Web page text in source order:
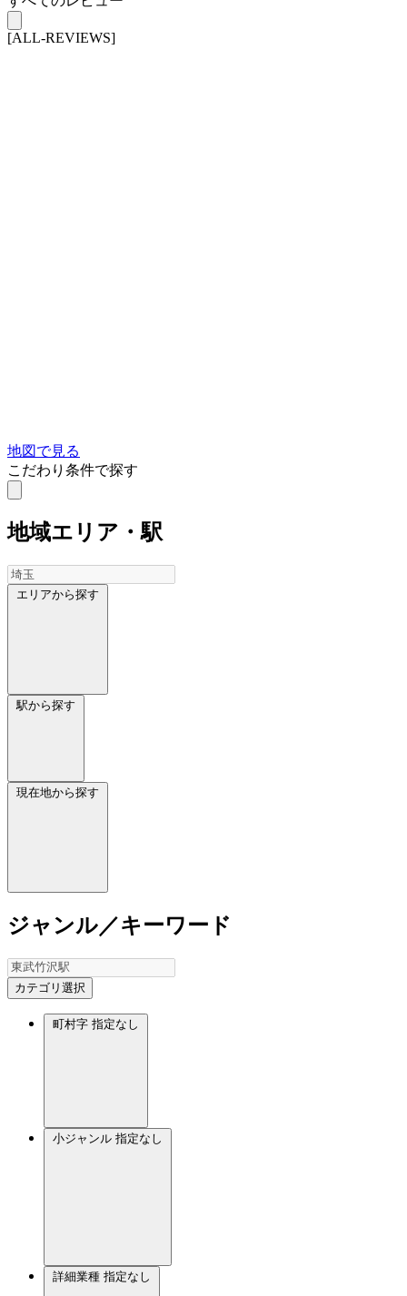
[ALL-REVIEWS]
地図で見る
こだわり条件で探す
地域エリア・駅
エリアから探す
駅から探す
現在地から探す
ジャンル／キーワード
カテゴリ選択
町村字 指定なし
小ジャンル 指定なし
詳細業種 指定なし